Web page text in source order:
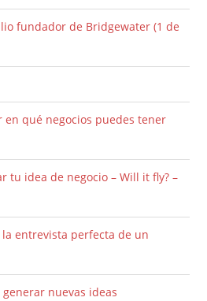
fundador de Bridgewater (1 de
en qué negocios puedes tener
tu idea de negocio – Will it fly? –
entrevista perfecta de un
nuevas ideas